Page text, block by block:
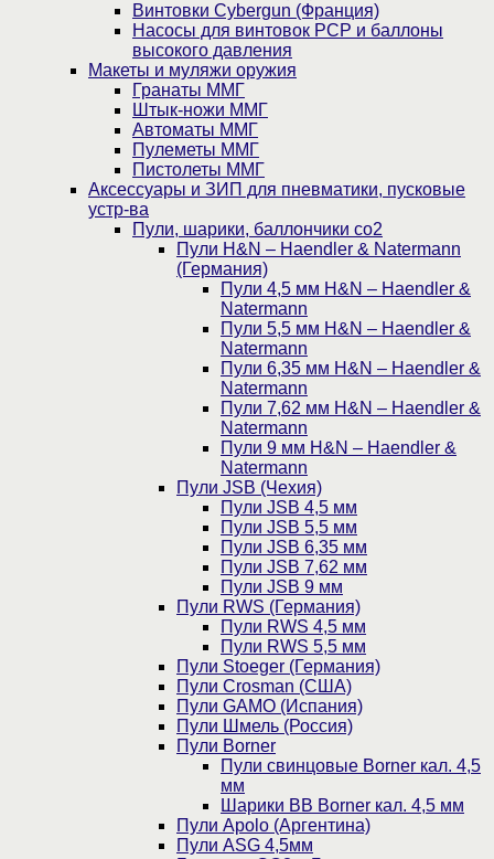
Винтовки Cybergun (Франция)
Насосы для винтовок PCP и баллоны
высокого давления
Макеты и муляжи оружия
Гранаты ММГ
Штык-ножи ММГ
Автоматы ММГ
Пулеметы ММГ
Пистолеты ММГ
Аксессуары и ЗИП для пневматики, пусковые
устр-ва
Пули, шарики, баллончики со2
Пули H&N – Haendler & Natermann
(Германия)
Пули 4,5 мм H&N – Haendler &
Natermann
Пули 5,5 мм H&N – Haendler &
Natermann
Пули 6,35 мм H&N – Haendler &
Natermann
Пули 7,62 мм H&N – Haendler &
Natermann
Пули 9 мм H&N – Haendler &
Natermann
Пули JSB (Чехия)
Пули JSB 4,5 мм
Пули JSB 5,5 мм
Пули JSB 6,35 мм
Пули JSB 7,62 мм
Пули JSB 9 мм
Пули RWS (Германия)
Пули RWS 4,5 мм
Пули RWS 5,5 мм
Пули Stoeger (Германия)
Пули Crosman (США)
Пули GAMO (Испания)
Пули Шмель (Россия)
Пули Borner
Пули свинцовые Borner кал. 4,5
мм
Шарики BB Borner кал. 4,5 мм
Пули Apolo (Аргентина)
Пули ASG 4,5мм